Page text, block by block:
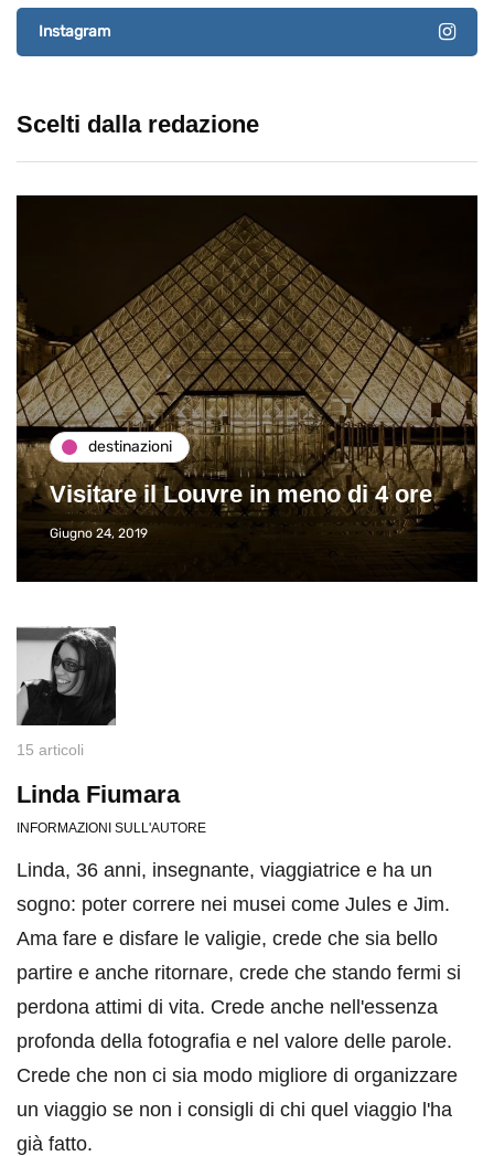
Instagram
Scelti dalla redazione
destinazioni
Visitare il Louvre in meno di 4 ore
Giugno 24, 2019
15 articoli
Linda Fiumara
INFORMAZIONI SULL'AUTORE
Linda, 36 anni, insegnante, viaggiatrice e ha un
sogno: poter correre nei musei come Jules e Jim.
Ama fare e disfare le valigie, crede che sia bello
partire e anche ritornare, crede che stando fermi si
perdona attimi di vita. Crede anche nell'essenza
profonda della fotografia e nel valore delle parole.
Crede che non ci sia modo migliore di organizzare
un viaggio se non i consigli di chi quel viaggio l'ha
già fatto.